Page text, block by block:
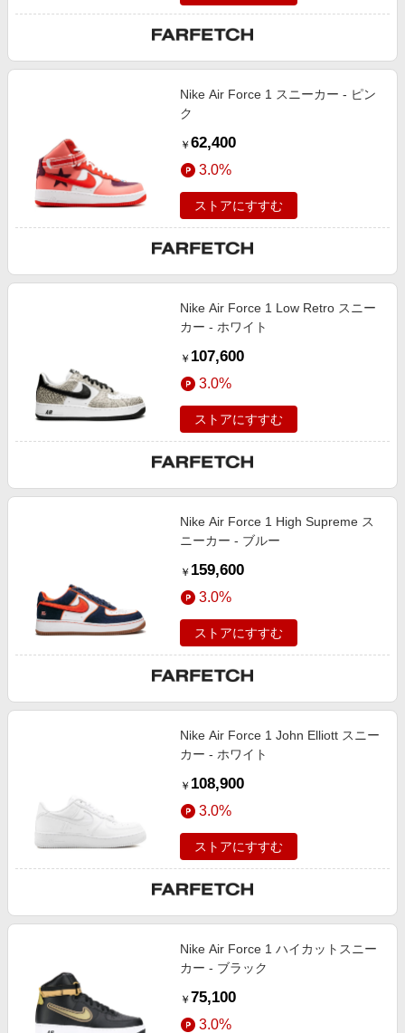
Nike Air Force 1 スニーカー - ピン
ク
￥ 62,400
3.0%
ストアにすすむ
Nike Air Force 1 Low Retro スニー
カー - ホワイト
￥ 107,600
3.0%
ストアにすすむ
Nike Air Force 1 High Supreme ス
ニーカー - ブルー
￥ 159,600
3.0%
ストアにすすむ
Nike Air Force 1 John Elliott スニー
カー - ホワイト
￥ 108,900
3.0%
ストアにすすむ
Nike Air Force 1 ハイカットスニー
カー - ブラック
￥ 75,100
3.0%